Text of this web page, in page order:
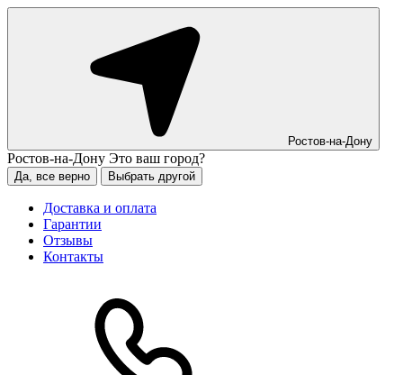
Ростов-на-Дону
Ростов-на-Дону Это ваш город?
Да, все верно Выбрать другой
Доставка и оплата
Гарантии
Отзывы
Контакты